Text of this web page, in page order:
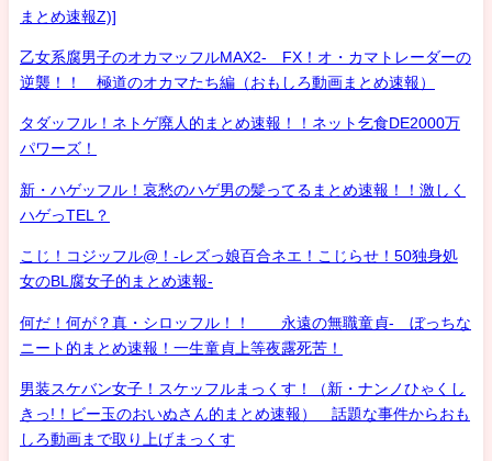
まとめ速報Z)]
乙女系腐男子のオカマッフルMAX2- FX！オ・カマトレーダーの
逆襲！！ 極道のオカマたち編（おもしろ動画まとめ速報）
タダッフル！ネトゲ廃人的まとめ速報！！ネット乞食DE2000万
パワーズ！
新・ハゲッフル！哀愁のハゲ男の髪ってるまとめ速報！！激しく
ハゲっTEL？
こじ！コジッフル@！-レズっ娘百合ネエ！こじらせ！50独身処
女のBL腐女子的まとめ速報-
何だ！何が？真・シロッフル！！ 永遠の無職童貞- ぼっちな
ニート的まとめ速報！一生童貞上等夜露死苦！
男装スケバン女子！スケッフルまっくす！（新・ナンノひゃくし
きっ!！ビー玉のおいぬさん的まとめ速報） 話題な事件からおも
しろ動画まで取り上げまっくす